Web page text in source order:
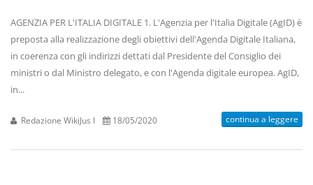
AGENZIA PER L'ITALIA DIGITALE 1. L'Agenzia per l'Italia Digitale (AgID) è
preposta alla realizzazione degli obiettivi dell'Agenda Digitale Italiana,
in coerenza con gli indirizzi dettati dal Presidente del Consiglio dei
ministri o dal Ministro delegato, e con l'Agenda digitale europea. AgID,
in...
Redazione WikiJus I 18/05/2020 continua a leggere